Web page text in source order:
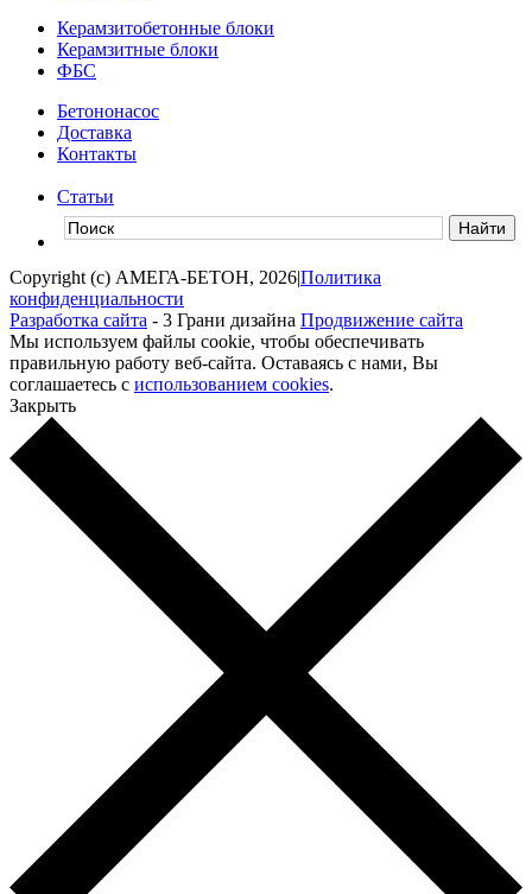
Керамзитобетонные блоки
Керамзитные блоки
ФБС
Бетононасос
Доставка
Контакты
Статьи
Copyright (c) АМЕГА-БЕТОН, 2026|Политика
конфиденциальности
Разработка сайта - 3 Грани дизайна Продвижение сайта
Мы используем файлы cookie, чтобы обеспечивать
правильную работу веб-сайта. Оставаясь с нами, Вы
соглашаетесь с использованием cookies.
Закрыть